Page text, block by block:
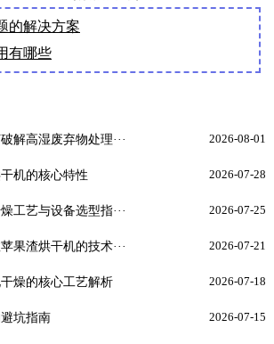
的解决方案
有哪些
解高湿废弃物处理··· 2026-08-01
机的核心特性 2026-07-28
工艺与设备选型指··· 2026-07-25
果渣烘干机的技术··· 2026-07-21
燥的核心工艺解析 2026-07-18
坑指南 2026-07-15